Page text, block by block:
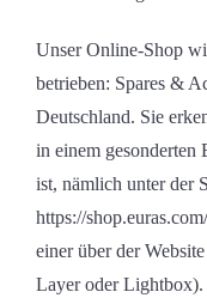
Unser Online-Shop
betrieben: Spares &
Deutschland. Sie
in einem gesonderten
ist, nämlich unter der
https://
einer über der
Layer oder Lightbox).